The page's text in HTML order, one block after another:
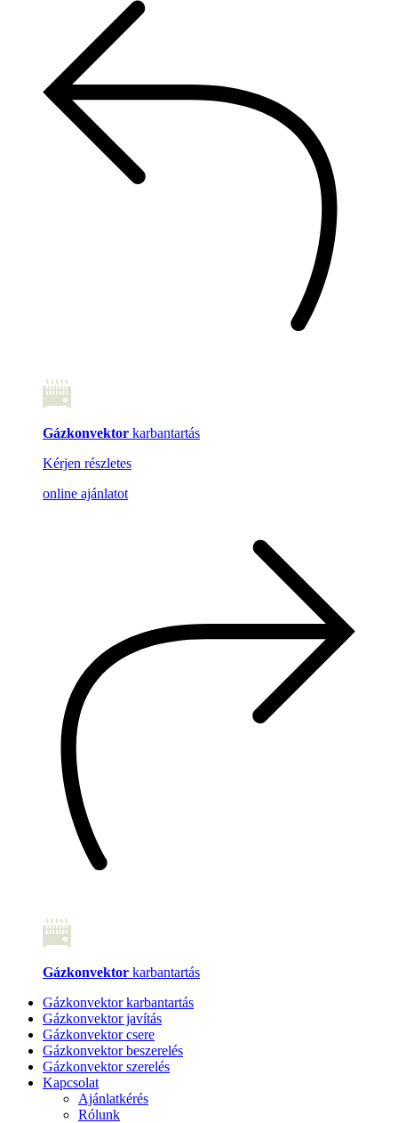
Gázkonvektor karbantartás
Kérjen részletes
online ajánlatot
Gázkonvektor karbantartás
Gázkonvektor karbantartás
Gázkonvektor javítás
Gázkonvektor csere
Gázkonvektor beszerelés
Gázkonvektor szerelés
Kapcsolat
Ajánlatkérés
Rólunk